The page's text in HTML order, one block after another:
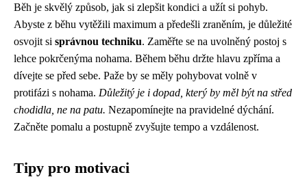
Běh je skvělý způsob, jak si zlepšit kondici a užít si pohyb.
Abyste z běhu vytěžili maximum a předešli zraněním, je důležité
osvojit si správnou techniku. Zaměřte se na uvolněný postoj s
lehce pokrčenýma nohama. Během běhu držte hlavu zpříma a
dívejte se před sebe. Paže by se měly pohybovat volně v
protifázi s nohama. Důležitý je i dopad, který by měl být na střed
chodidla, ne na patu. Nezapomínejte na pravidelné dýchání.
Začněte pomalu a postupně zvyšujte tempo a vzdálenost.
Tipy pro motivaci